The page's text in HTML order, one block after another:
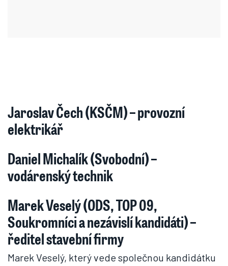
Jaroslav Čech (KSČM) – provozní
elektrikář
Daniel Michalík (Svobodní) –
vodárenský technik
Marek Veselý (ODS, TOP 09,
Soukromníci a nezávislí kandidáti) –
ředitel stavební firmy
Marek Veselý, který vede společnou kandidátku